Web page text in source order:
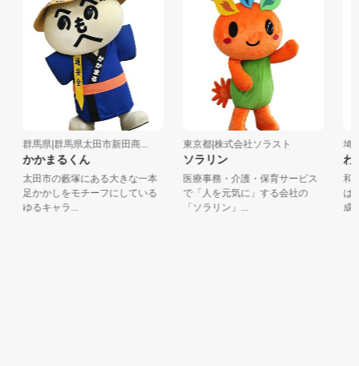
群馬県|群馬県太田市新田商...
かかまるくん
太田市の藪塚にある大きな一本
足かかしをモチーフにしている
ゆるキャラ...
東京都|株式会社ソラスト
ソラリン
医療事務・介護・保育サービス
で「人を元気に」する会社の
「ソラリン」...
埼
わ
和
は
成